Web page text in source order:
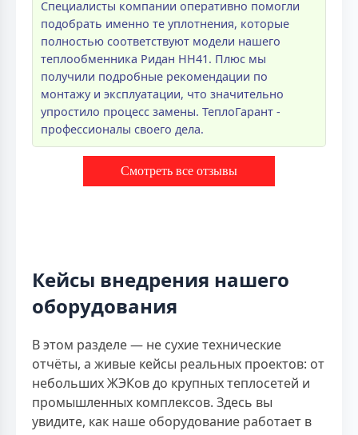
Специалисты компании оперативно помогли
подобрать именно те уплотнения, которые
полностью соответствуют модели нашего
теплообменника Ридан НН41. Плюс мы
получили подробные рекомендации по
монтажу и эксплуатации, что значительно
упростило процесс замены. ТеплоГарант -
профессионалы своего дела.
Смотреть все отзывы
Кейсы внедрения нашего
оборудования
В этом разделе — не сухие технические
отчёты, а живые кейсы реальных проектов: от
небольших ЖЭКов до крупных теплосетей и
промышленных комплексов. Здесь вы
увидите, как наше оборудование работает в